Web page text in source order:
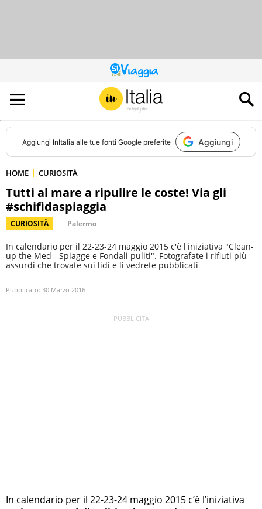
QUESTO
SITO
CONTRIBUISCE
ALL’AUDIENCE
DI
Aggiungi InItalia alle tue fonti Google preferite Aggiungi
HOME CURIOSITÀ
Tutti al mare a ripulire le coste! Via gli
#schifidaspiaggia
CURIOSITÀ Palermo
In calendario per il 22-23-24 maggio 2015 c'è l'iniziativa "Clean-
up the Med - Spiagge e Fondali puliti". Fotografate i rifiuti più
assurdi che trovate sui lidi e li vedrete pubblicati
Pubblicato: 30 Marzo 2016
In calendario per il 22-23-24 maggio 2015 c’è l’iniziativa